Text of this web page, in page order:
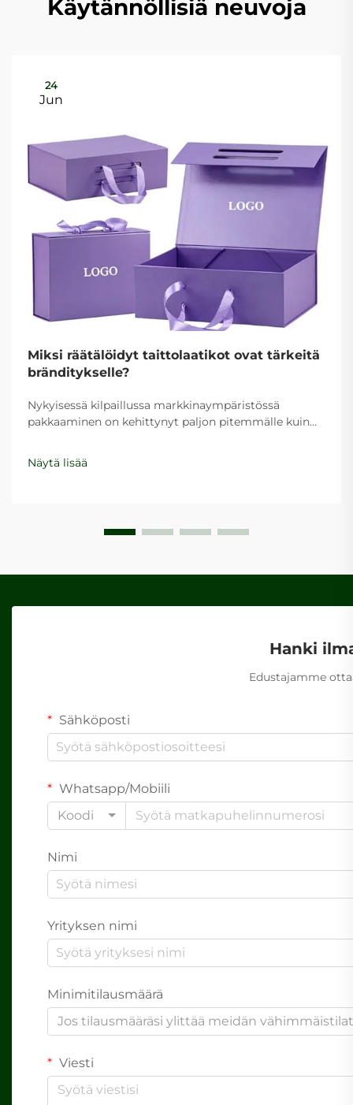
Käytännöllisiä neuvoja
24
Jun
Miksi räätälöidyt taittolaatikot ovat tärkeitä
bränditykselle?
Nykyisessä kilpaillussa markkinaympäristössä
pakkaaminen on kehittynyt paljon pitemmälle kuin
Räätälöidyt taittolaatikot ovat nousseet voimakkaaksi
brändityökaluksi, joka vaikuttaa merkittävästi
Näytä lisää
Hanki
Edustajamme
Sähköposti
Whatsapp/Mobiili
Koodi
Nimi
Yrityksen nimi
Minimitilausmäärä
Jos tilausmääräsi ylittää meidän
Viesti